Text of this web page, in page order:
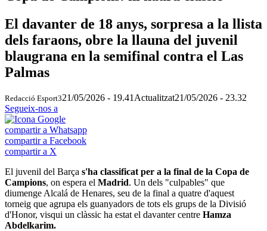
El davanter de 18 anys, sorpresa a la llista
dels faraons, obre la llauna del juvenil
blaugrana en la semifinal contra el Las
Palmas
Redacció Esport321/05/2026 - 19.41 Actualitzat21/05/2026 - 23.32
Segueix-nos a
compartir a Whatsapp
compartir a Facebook
compartir a X
El juvenil del Barça s'ha classificat per a la final de la Copa de
Campions, on espera el Madrid. Un dels "culpables" que
diumenge Alcalá de Henares, seu de la final a quatre d'aquest
torneig que agrupa els guanyadors de tots els grups de la Divisió
d'Honor, visqui un clàssic ha estat el davanter centre Hamza
Abdelkarim.